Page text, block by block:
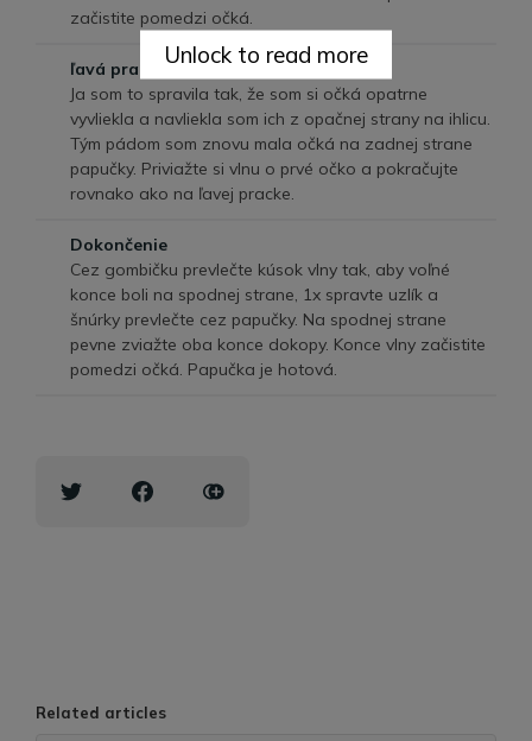
začistite pomedzi očká.
ľavá pracka
Ja som to spravila tak, že som si očká opatrne
vyvliekla a navliekla som ich z opačnej strany na ihlicu.
Tým pádom som znovu mala očká na zadnej strane
papučky. Priviažte si vlnu o prvé očko a pokračujte
rovnako ako na ľavej pracke.
Dokončenie
Cez gombičku prevlečte kúsok vlny tak, aby voľné
konce boli na spodnej strane, 1x spravte uzlík a
šnúrky prevlečte cez papučky. Na spodnej strane
pevne zviažte oba konce dokopy. Konce vlny začistite
pomedzi očká. Papučka je hotová.
Related articles
Unlock to read more